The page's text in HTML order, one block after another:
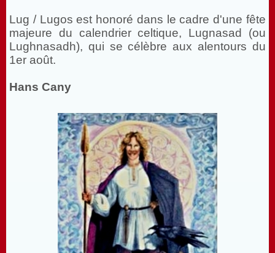
Lug / Lugos est honoré dans le cadre d'une fête
majeure du calendrier celtique, Lugnasad (ou
Lughnasadh), qui se célèbre aux alentours du
1er août.
Hans Cany